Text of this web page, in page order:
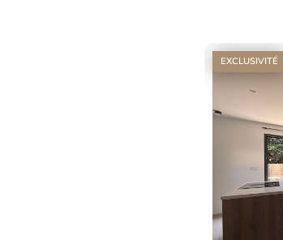
EXCLUSIVITÉ